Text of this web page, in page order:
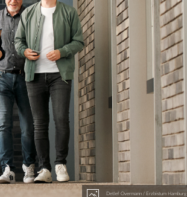
Detlef Overmann / Erzbistum Hamburg